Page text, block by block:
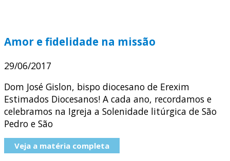
Amor e fidelidade na missão
29/06/2017
Dom José Gislon, bispo diocesano de Erexim
Estimados Diocesanos! A cada ano, recordamos e
celebramos na Igreja a Solenidade litúrgica de São
Pedro e São
Veja a matéria completa